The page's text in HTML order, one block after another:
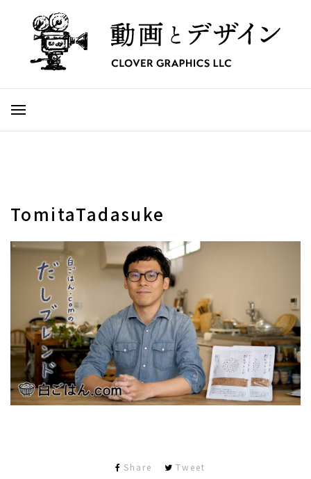
TomitaTadasuke
Share Tweet